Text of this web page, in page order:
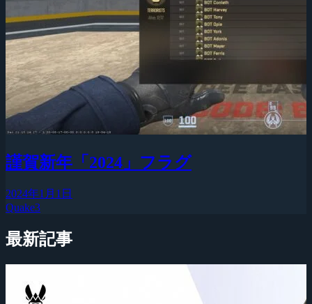
謹賀新年「2024」フラグ
2024年1月1日
Quake3
最新記事